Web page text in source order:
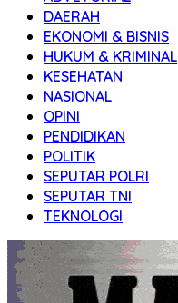
DAERAH
EKONOMI & BISNIS
HUKUM & KRIMINAL
KESEHATAN
NASIONAL
OPINI
PENDIDIKAN
POLITIK
SEPUTAR POLRI
SEPUTAR TNI
TEKNOLOGI